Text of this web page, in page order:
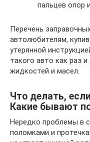
пальцев опор
Перечень
автолюбителям,
утерянной
такого авто как раз
жидкостей и масел.
Что делать,
Какие бывают
Нередко проблемы в
поломками и